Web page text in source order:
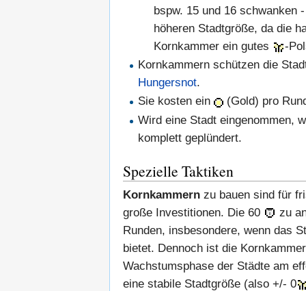
bspw. 15 und 16 schwanken
höheren Stadtgröße, da die
Kornkammer ein gutes
-
Kornkammern schützen die
Hungersnot.
Sie kosten ein
(Gold) pro
Wird eine Stadt eingenommen,
komplett geplündert.
Spezielle Taktiken
Kornkammern zu bauen sind für
große Investitionen. Die 60
zu
Runden, insbesondere, wenn das
bietet. Dennoch ist die
Wachstumsphase der Städte am
eine stabile Stadtgröße (also +/- 0